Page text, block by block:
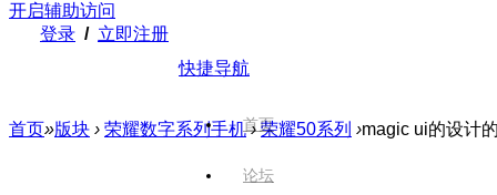
开启辅助访问
登录 / 立即注册
快捷导航
首页
论坛
首页»版块 › 荣耀数字系列手机 › 荣耀50系列 ›magic ui的设计